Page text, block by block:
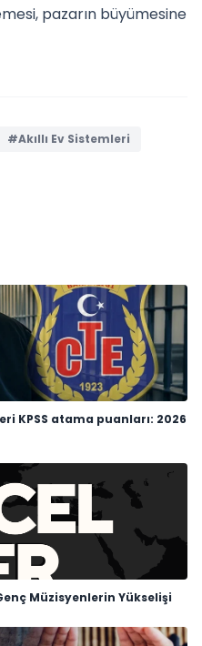
pazarın büyümesine
#Akıllı Ev Sistemleri
KPSS atama puanları: 2026
Müzisyenlerin Yükselişi